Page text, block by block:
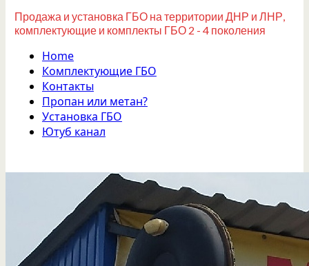
Продажа и установка ГБО на территории ДНР и ЛНР,
комплектующие и комплекты ГБО 2 - 4 поколения
Home
Комплектующие ГБО
Контакты
Пропан или метан?
Установка ГБО
Ютуб канал